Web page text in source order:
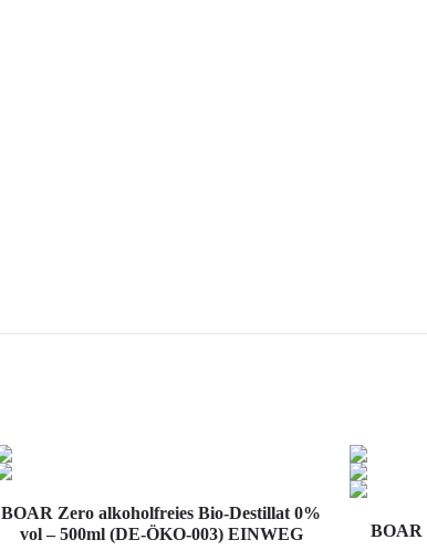
In den Warenkorb
BOAR Zero alkoholfreies Bio-Destillat 0%
vol – 500ml (DE-ÖKO-003) EINWEG
BOAR